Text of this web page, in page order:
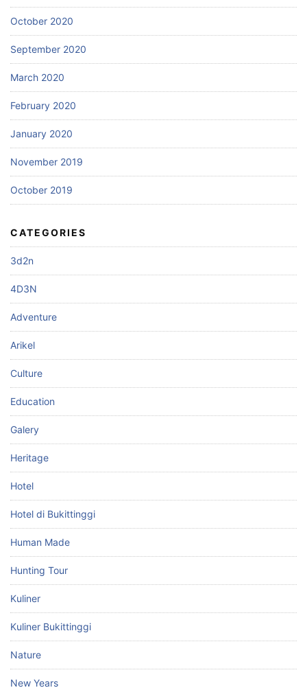
October 2020
September 2020
March 2020
February 2020
January 2020
November 2019
October 2019
CATEGORIES
3d2n
4D3N
Adventure
Arikel
Culture
Education
Galery
Heritage
Hotel
Hotel di Bukittinggi
Human Made
Hunting Tour
Kuliner
Kuliner Bukittinggi
Nature
New Years